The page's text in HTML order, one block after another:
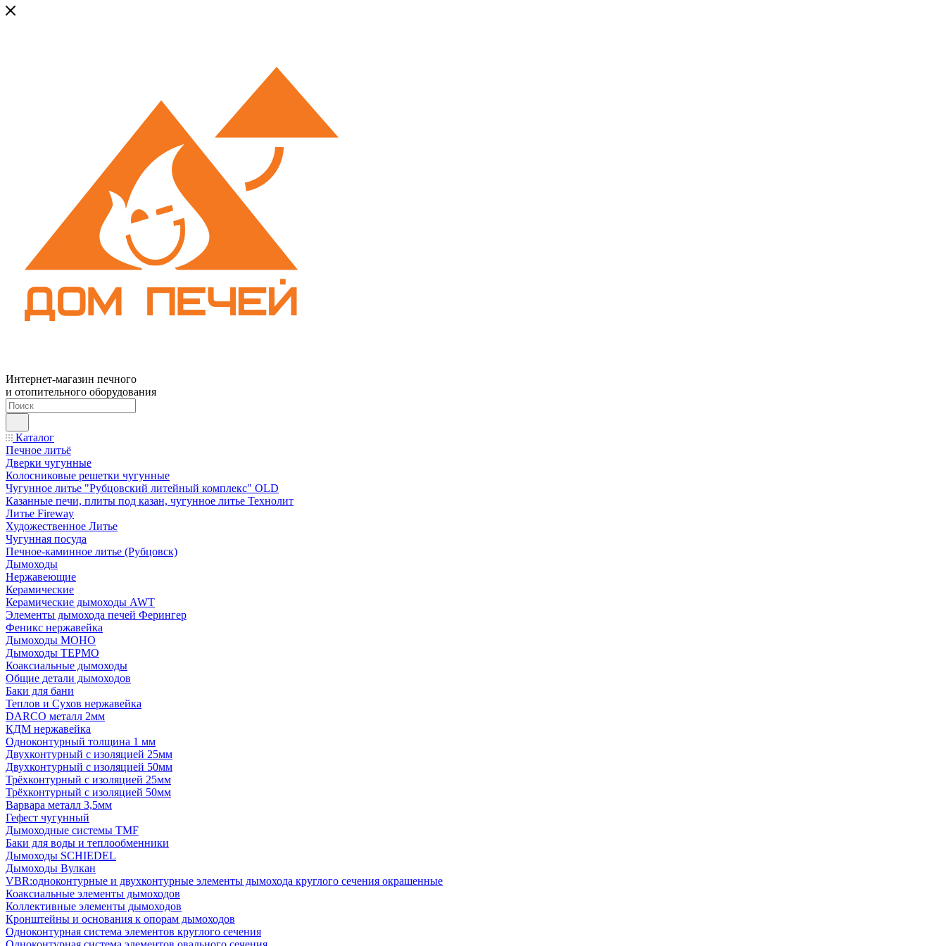
Интернет-магазин печного
и отопительного оборудования
Каталог
Печное литьё
Дверки чугунные
Колосниковые решетки чугунные
Чугунное литье "Рубцовский литейный комплекс" OLD
Казанные печи, плиты под казан, чугунное литье Технолит
Литье Fireway
Художественное Литье
Чугунная посуда
Печное-каминное литье (Рубцовск)
Дымоходы
Нержавеющие
Керамические
Керамические дымоходы AWT
Элементы дымохода печей Ферингер
Феникс нержавейка
Дымоходы МОНО
Дымоходы ТЕРМО
Коаксиальные дымоходы
Общие детали дымоходов
Баки для бани
Теплов и Сухов нержавейка
DARCO металл 2мм
КДМ нержавейка
Одноконтурный толщина 1 мм
Двухконтурный с изоляцией 25мм
Двухконтурный с изоляцией 50мм
Трёхконтурный с изоляцией 25мм
Трёхконтурный с изоляцией 50мм
Варвара металл 3,5мм
Гефест чугунный
Дымоходные системы TMF
Баки для воды и теплообменники
Дымоходы SCHIEDEL
Дымоходы Вулкан
VBR:одноконтурные и двухконтурные элементы дымохода круглого сечения окрашенные
Коаксиальные элементы дымоходов
Коллективные элементы дымоходов
Кронштейны и основания к опорам дымоходов
Одноконтурная система элементов круглого сечения